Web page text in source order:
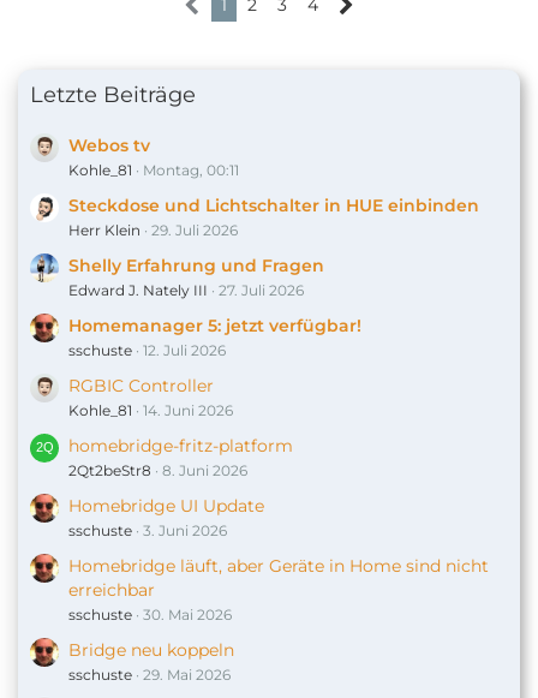
1 2 3 4
Letzte Beiträge
Webos tv
Kohle_81 Montag, 00:11
Steckdose und Lichtschalter in HUE einbinden
Herr Klein 29. Juli 2026
Shelly Erfahrung und Fragen
Edward J. Nately III 27. Juli 2026
Homemanager 5: jetzt verfügbar!
sschuste 12. Juli 2026
RGBIC Controller
Kohle_81 14. Juni 2026
homebridge-fritz-platform
2Qt2beStr8 8. Juni 2026
Homebridge UI Update
sschuste 3. Juni 2026
Homebridge läuft, aber Geräte in Home sind nicht
erreichbar
sschuste 30. Mai 2026
Bridge neu koppeln
sschuste 29. Mai 2026